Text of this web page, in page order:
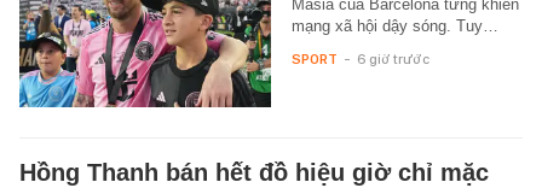
Masia của Barcelona từng khiến
mạng xã hội dậy sóng. Tuy…
SPORT - 6 giờ trước
Hồng Thanh bán hết đồ hiệu giờ chỉ mặc